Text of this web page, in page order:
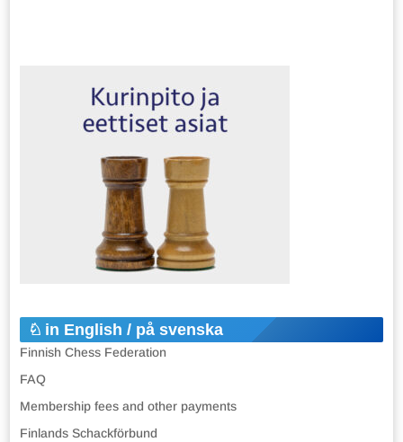
in English / på svenska
Finnish Chess Federation
FAQ
Membership fees and other payments
Finlands Schackförbund